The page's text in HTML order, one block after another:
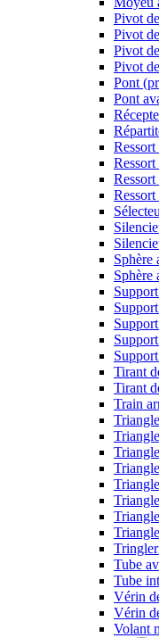
Pivot
Pivot
Pivot
Pivot
Pont
Pont
Ressort
Ressort
Sphère
Sphère
Tirant
Tirant
Train
Tube
Tube
Vérin
Vérin
Volant